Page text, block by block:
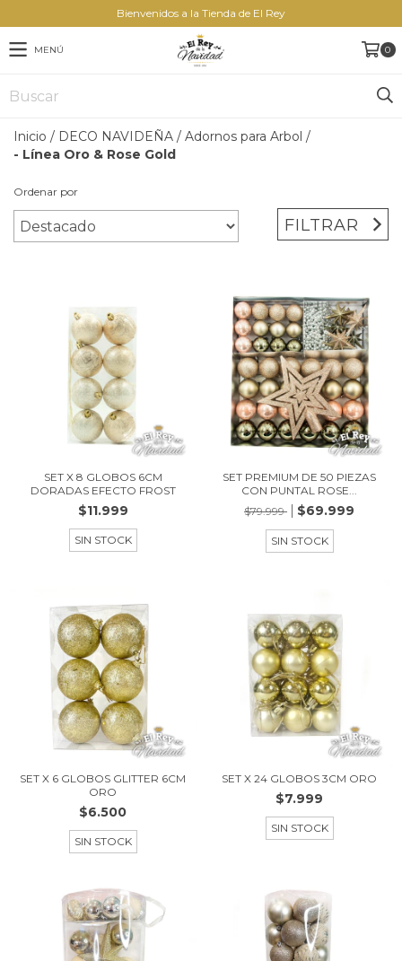
Bienvenidos a la Tienda de El Rey
MENÚ 0
Inicio / DECO NAVIDEÑA / Adornos para Arbol /
- Línea Oro & Rose Gold
Ordenar por
FILTRAR
SET X 8 GLOBOS 6CM
DORADAS EFECTO FROST
$11.999
SIN STOCK
SET PREMIUM DE 50 PIEZAS
CON PUNTAL ROSE...
$79.999
$69.999
SIN STOCK
SET X 6 GLOBOS GLITTER 6CM
ORO
$6.500
SIN STOCK
SET X 24 GLOBOS 3CM ORO
$7.999
SIN STOCK